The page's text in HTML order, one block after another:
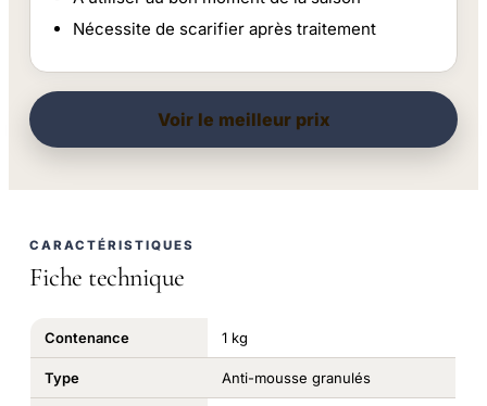
Nécessite de scarifier après traitement
Voir le meilleur prix
CARACTÉRISTIQUES
Fiche technique
Contenance 1 kg
Type Anti-mousse granulés